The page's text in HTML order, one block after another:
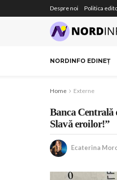
Despre noi Politica
NORDINFO EDINEȚ
Home Externe
Banca Centrală
Slavă eroilor!”
Ecaterina